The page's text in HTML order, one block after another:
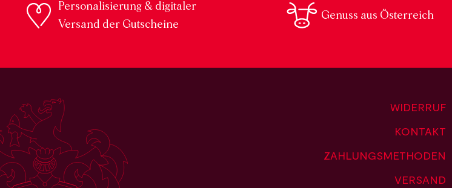
Personalisierung & digitaler
Versand der Gutscheine
Genuss aus Österreich
WIDERRUF
KONTAKT
ZAHLUNGSMETHODEN
VERSAND